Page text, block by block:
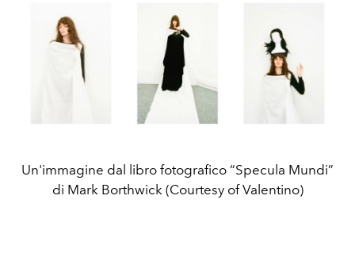
Un'immagine dal libro fotografico “Specula Mundi”
di Mark Borthwick (Courtesy of Valentino)